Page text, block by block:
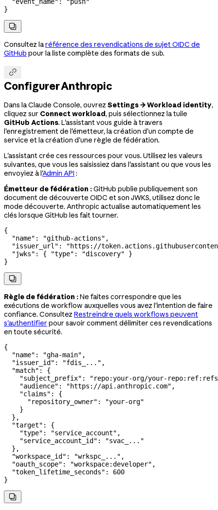
}

Consultez laréférence des revendications de sujet OIDC de
GitHub pour la liste complète des formats de sub.

Configurer Anthropic
Dans la Claude Console, ouvrez Settings → Workload identity,
cliquez sur Connect workload, puis sélectionnez la tuile
GitHub Actions. L'assistant vous guide à travers
l'enregistrement de l'émetteur, la création d'un compte de
service et la création d'une règle de fédération.
L'assistant crée ces ressources pour vous. Utilisez les valeurs
suivantes, que vous les saisissiez dans l'assistant ou que vous les
envoyiez à l'Admin API :
Émetteur de fédération :GitHub publie publiquement son
document de découverte OIDC et son JWKS, utilisez donc le
mode découverte. Anthropic actualise automatiquement les
clés lorsque GitHub les fait tourner.
{
  "name"
: "github-actions" ,
  "issuer_url"
:
"https://
  "jwks"
: { "type" : "discovery" }
}

Règle de fédération :Ne faites correspondre que les
exécutions de workflow auxquelles vous avez l'intention de faire
confiance. Consultez Restreindre quels workflows peuvent
s'authentifier pour savoir comment délimiter ces revendications
en toute sécurité.
{
  "name"
: "gha-main" ,
  "issuer_id"
: "fdis_..." ,
  "match"
: {
    "subject_prefix"
:
"repo:your-org/your-
    "audience"
: "https://api.anthropic.com" ,
    "claims"
: {
      "repository_owner"
:
"your-org"
    }
  },
  "target"
: {
    "type"
: "service_account" ,
    "service_account_id"
:
"svac_..."
  },
  "workspace_id"
: "wrkspc_..." ,
  "oauth_scope"
: "workspace:developer" ,
  "token_lifetime_seconds"
: 600
}
